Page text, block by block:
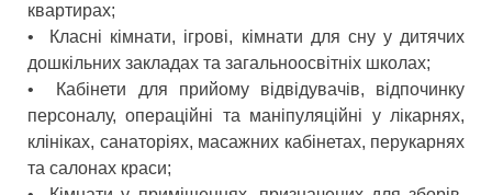
квартирах;
•
Класні кімнати, ігрові, кімнати для сну у дитячих
дошкільних закладах та загальноосвітніх школах;
•
Кабінети для прийому відвідувачів, відпочинку
персоналу, операційні та маніпуляційні у лікарнях,
клініках, санаторіях, масажних кабінетах, перукарнях
та салонах краси;